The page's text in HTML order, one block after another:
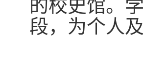
的校史馆。
段，为个人